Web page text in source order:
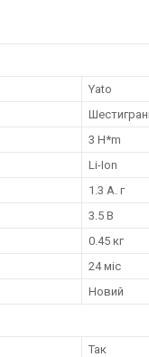
Yato
3 H*m
Li-Ion
1.3 А. г
3.5 В
0.45 кг
24 міс
Новий
Так